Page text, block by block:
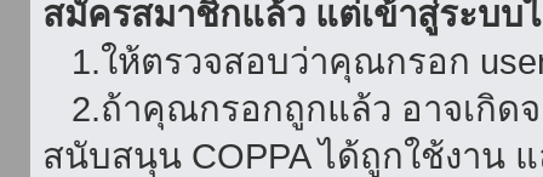
สมัครสมาชิกแล้ว แต่เข้าสู่ระบบ
1.ให้ตรวจสอบว่าคุณกรอก
2.ถ้าคุณกรอกถูกแล้ว อาจเกิด
สนับสนุน COPPA ได้ถูกใช้งาน